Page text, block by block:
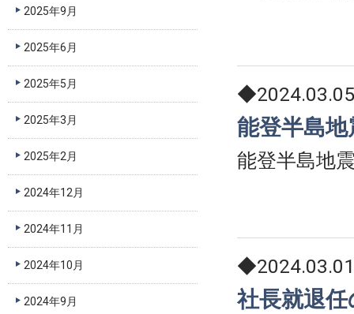
◆2024.03.05
能登半島
能登半島地
◆2024.03.01
社長就退
2025年9月
2025年6月
2025年5月
2025年3月
2025年2月
2024年12月
2024年11月
2024年10月
2024年9月